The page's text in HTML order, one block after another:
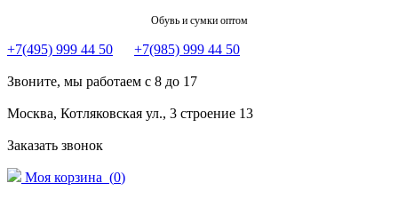
Обувь и сумки оптом
+7(495) 999 44 50 +7(985) 999 44 50
Звоните, мы работаем с 8 до 17
Москва, Котляковская ул., 3 строение 13
Заказать звонок
Моя корзина (0)